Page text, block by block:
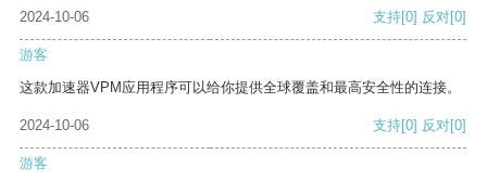
2024-10-06 支持[0] 反对[0]
游客
这款加速器VPM应用程序可以给你提供全球覆盖和最高安全性的连接。
2024-10-06 支持[0] 反对[0]
游客